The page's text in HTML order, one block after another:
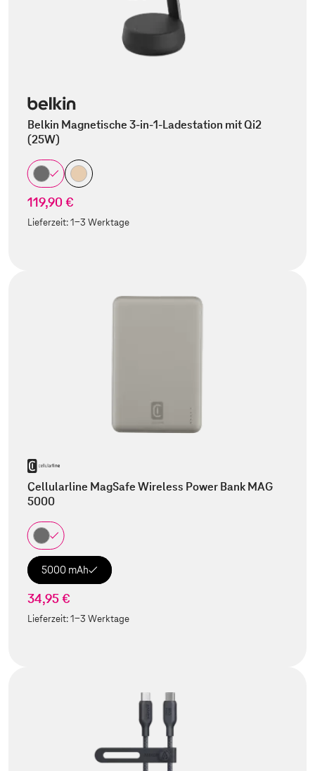
Belkin Magnetische 3-in-1-Ladestation mit Qi2
(25W)
119,90 €
Lieferzeit:1-3 Werktage
Cellularline MagSafe Wireless Power Bank MAG
5000
5000 mAh
34,95 €
Lieferzeit:1-3 Werktage